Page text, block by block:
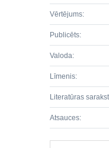
Vērtējums:
Publicēts:
Valoda:
Līmenis:
Literatūras
Atsauces: